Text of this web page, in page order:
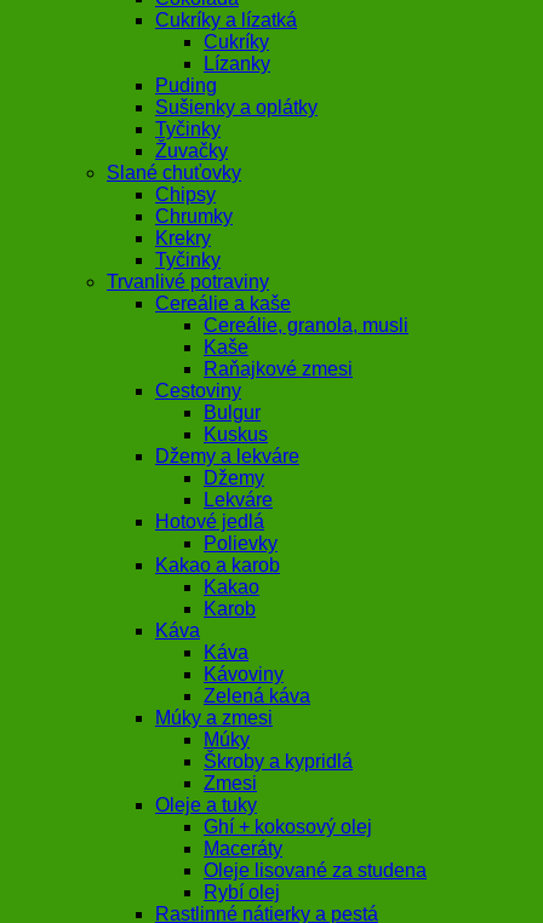
Cukríky a lízatká
Cukríky
Lízanky
Puding
Sušienky a oplátky
Tyčinky
Žuvačky
Slané chuťovky
Chipsy
Chrumky
Krekry
Tyčinky
Trvanlivé potraviny
Cereálie a kaše
Cereálie, granola, musli
Kaše
Raňajkové zmesi
Cestoviny
Bulgur
Kuskus
Džemy a lekváre
Džemy
Lekváre
Hotové jedlá
Polievky
Kakao a karob
Kakao
Karob
Káva
Káva
Kávoviny
Zelená káva
Múky a zmesi
Múky
Škroby a kypridlá
Zmesi
Oleje a tuky
Ghí + kokosový olej
Maceráty
Oleje lisované za studena
Rybí olej
Rastlinné nátierky a pestá